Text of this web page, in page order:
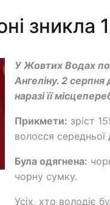
зникла
У Жовтих Водах
Ангеліну. 2 серпня
наразі її
Прикмети: зріст
волосся
Була одягнена:
чорну сумку.
Усіх, хто володіє